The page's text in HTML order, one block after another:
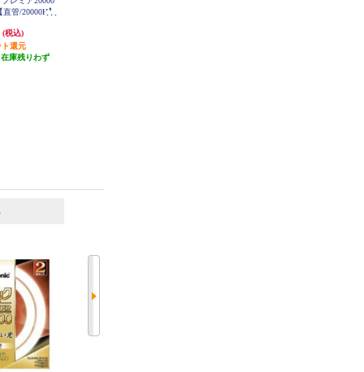
管/20000H】
(税込)
ト還元
庫残りわず